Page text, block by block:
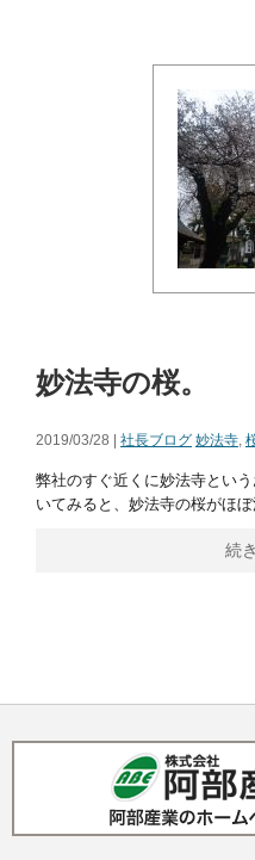
妙法寺の桜。
2019/03/28 | 社長ブログ 妙法寺,
弊社のすぐ近くに妙法寺とい
いてみると、妙法寺の桜がほぼ
続